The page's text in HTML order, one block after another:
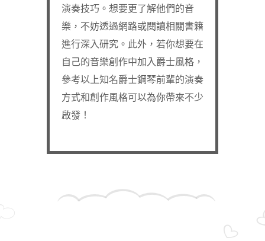
演奏技巧。想要更了解他們的音
樂，不妨透過網路或閱讀相關書籍
進行深入研究。此外，若你想要在
自己的音樂創作中加入爵士風格，
參考以上知名爵士鋼琴前輩的演奏
方式和創作風格可以為你帶來不少
啟發！